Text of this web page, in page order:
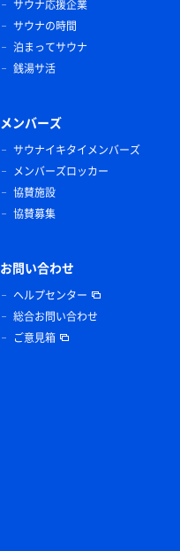
サウナ応援企業
サウナの時間
泊まってサウナ
銭湯サ活
メンバーズ
サウナイキタイメンバーズ
メンバーズロッカー
協賛施設
協賛募集
お問い合わせ
ヘルプセンター
総合お問い合わせ
ご意見箱